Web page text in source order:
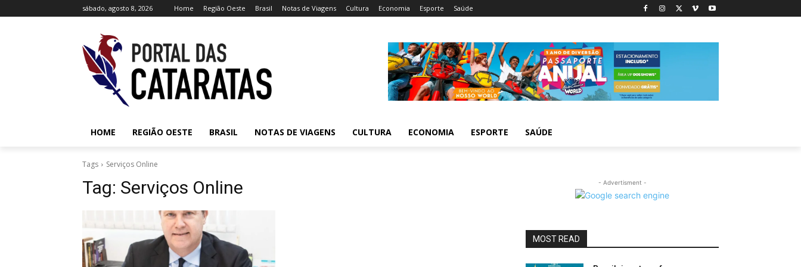
sábado, agosto 8, 2026 Home Região Oeste Brasil Notas de Viagens Cultura Economia Esporte Saúde
HOME REGIÃO OESTE BRASIL NOTAS DE VIAGENS CULTURA ECONOMIA ESPORTE SAÚDE
Tags Serviços Online
Tag: Serviços Online - Advertisment -
MOST READ